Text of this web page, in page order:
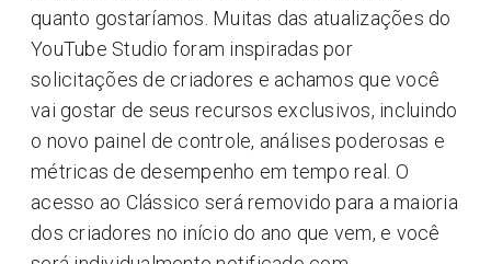
quanto gostaríamos. Muitas das atualizações do
YouTube Studio foram inspiradas por
solicitações de criadores e achamos que você
vai gostar de seus recursos exclusivos, incluindo
o novo painel de controle, análises poderosas e
métricas de desempenho em tempo real. O
acesso ao Clássico será removido para a maioria
dos criadores no início do ano que vem, e você